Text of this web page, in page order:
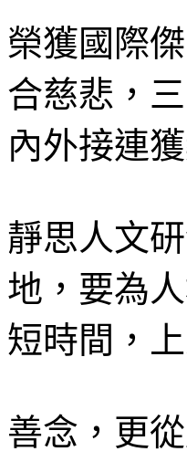
榮獲國際
合慈悲，
內外接連
靜思人文
地，要為
短時間，
善念，更